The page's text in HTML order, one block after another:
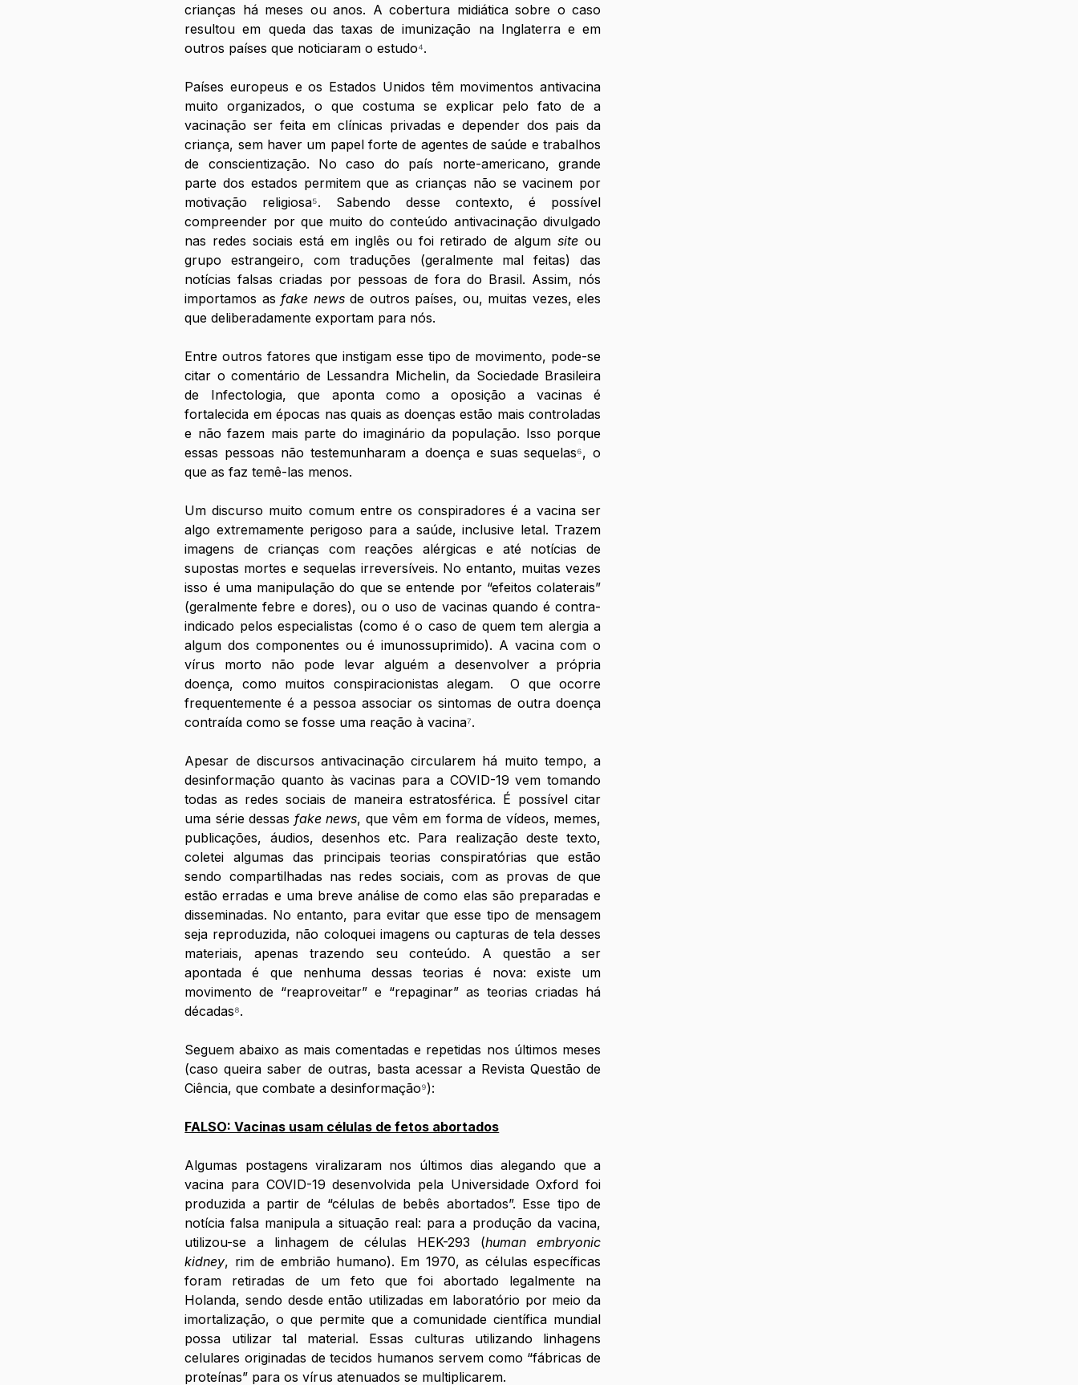
crianças há meses ou anos. A cobertura midiática sobre o caso
resultou em queda das taxas de imunização na Inglaterra e em
outros países que noticiaram o estudo⁴.
Países europeus e os Estados Unidos têm movimentos antivacina
muito organizados, o que costuma se explicar pelo fato de a
vacinação ser feita em clínicas privadas e depender dos pais da
criança, sem haver um papel forte de agentes de saúde e trabalhos
de conscientização. No caso do país norte-americano, grande
parte dos estados permitem que as crianças não se vacinem por
motivação religiosa⁵. Sabendo desse contexto, é possível
compreender por que muito do conteúdo antivacinação divulgado
nas redes sociais está em inglês ou foi retirado de algum site ou
grupo estrangeiro, com traduções (geralmente mal feitas) das
notícias falsas criadas por pessoas de fora do Brasil. Assim, nós
importamos as fake news de outros países, ou, muitas vezes, eles
que deliberadamente exportam para nós.
Entre outros fatores que instigam esse tipo de movimento, pode-se
citar o comentário de Lessandra Michelin, da Sociedade Brasileira
de Infectologia, que aponta como a oposição a vacinas é
fortalecida em épocas nas quais as doenças estão mais controladas
e não fazem mais parte do imaginário da população. Isso porque
essas pessoas não testemunharam a doença e suas sequelas⁶, o
que as faz temê-las menos.
Um discurso muito comum entre os conspiradores é a vacina ser
algo extremamente perigoso para a saúde, inclusive letal. Trazem
imagens de crianças com reações alérgicas e até notícias de
supostas mortes e sequelas irreversíveis. No entanto, muitas vezes
isso é uma manipulação do que se entende por “efeitos colaterais”
(geralmente febre e dores), ou o uso de vacinas quando é contra-
indicado pelos especialistas (como é o caso de quem tem alergia a
algum dos componentes ou é imunossuprimido). A vacina com o
vírus morto não pode levar alguém a desenvolver a própria
doença, como muitos conspiracionistas alegam.  O que ocorre
frequentemente é a pessoa associar os sintomas de outra doença
contraída como se fosse uma reação à vacina⁷.
Apesar de discursos antivacinação circularem há muito tempo, a
desinformação quanto às vacinas para a COVID-19 vem tomando
todas as redes sociais de maneira estratosférica. É possível citar
uma série dessas fake news, que vêm em forma de vídeos, memes,
publicações, áudios, desenhos etc. Para realização deste texto,
coletei algumas das principais teorias conspiratórias que estão
sendo compartilhadas nas redes sociais, com as provas de que
estão erradas e uma breve análise de como elas são preparadas e
disseminadas. No entanto, para evitar que esse tipo de mensagem
seja reproduzida, não coloquei imagens ou capturas de tela desses
materiais, apenas trazendo seu conteúdo. A questão a ser
apontada é que nenhuma dessas teorias é nova: existe um
movimento de “reaproveitar” e “repaginar” as teorias criadas há
décadas⁸.
Seguem abaixo as mais comentadas e repetidas nos últimos meses
(caso queira saber de outras, basta acessar a Revista Questão de
Ciência, que combate a desinformação⁹):
FALSO: Vacinas usam células de fetos abortados
Algumas postagens viralizaram nos últimos dias alegando que a
vacina para COVID-19 desenvolvida pela Universidade Oxford foi
produzida a partir de “células de bebês abortados”. Esse tipo de
notícia falsa manipula a situação real: para a produção da vacina,
utilizou-se a linhagem de células HEK-293 (human embryonic
kidney, rim de embrião humano). Em 1970, as células específicas
foram retiradas de um feto que foi abortado legalmente na
Holanda, sendo desde então utilizadas em laboratório por meio da
imortalização, o que permite que a comunidade científica mundial
possa utilizar tal material. Essas culturas utilizando linhagens
celulares originadas de tecidos humanos servem como “fábricas de
proteínas” para os vírus atenuados se multiplicarem.